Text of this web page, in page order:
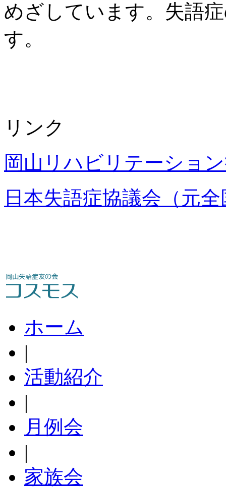
めざしています。失語
す。
リンク
岡山リハビリテーショ
日本失語症協議会（元
ホーム
|
活動紹介
|
月例会
|
家族会